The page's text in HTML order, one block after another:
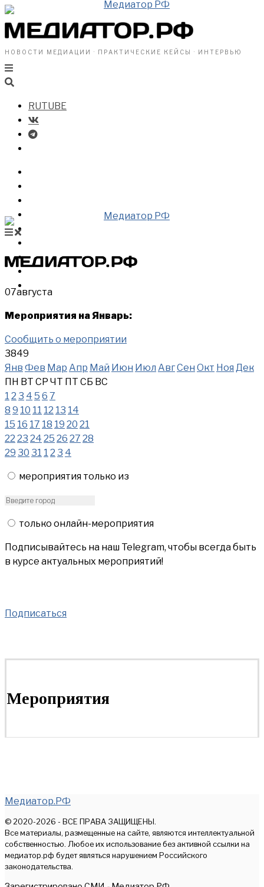
НОВОСТИ МЕДИАЦИИ · ПРАКТИЧЕСКИЕ КЕЙСЫ · ИНТЕРВЬЮ
RUTUBE
ВИДЕО
07августа
Мероприятия на Январь:
Сообщить о мероприятии
3849
Янв Фев Мар Апр Май Июн Июл АвгСен Окт Ноя Дек
ПН ВТ СР ЧТ ПТ СБ ВС
1 2 3 4 5 6 7
8 9 10 11 12 13 14
15 16 17 18 19 20 21
22 23 24 25 26 27 28
29 30 31 1 2 3 4
мероприятия только из
только онлайн-мероприятия
Подписывайтесь на наш Telegram, чтобы всегда быть
в курсе актуальных мероприятий!
Подписаться
Мероприятия
Медиатор.РФ
© 2020-2026 - ВСЕ ПРАВА ЗАЩИЩЕНЫ.
Все материалы, размещенные на сайте, являются интеллектуальной
собственностью. Любое их использование без активной ссылки на
медиатор.рф будет являться нарушением Российского
законодательства.